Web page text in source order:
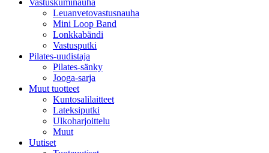
Vastuskuminauha
Leuanvetovastusnauha
Mini Loop Band
Lonkkabändi
Vastusputki
Pilates-uudistaja
Pilates-sänky
Jooga-sarja
Muut tuotteet
Kuntosalilaitteet
Lateksiputki
Ulkoharjoittelu
Muut
Uutiset